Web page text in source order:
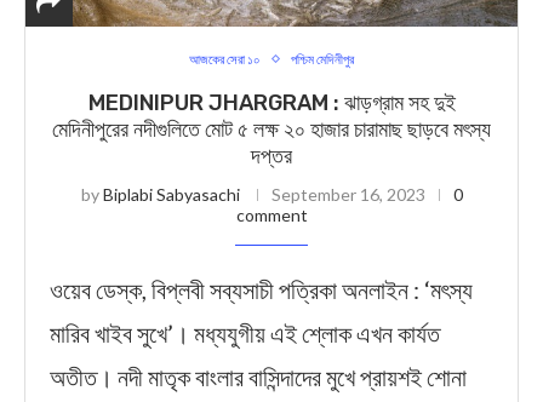
আজকের সেরা ১০ পশ্চিম মেদিনীপুর
MEDINIPUR JHARGRAM : ঝাড়গ্রাম সহ দুই
মেদিনীপুরের নদীগুলিতে মোট ৫ লক্ষ ২০ হাজার চারামাছ ছাড়বে মৎস্য
দপ্তর
byBiplabi Sabyasachi September 16, 2023
0
comment
ওয়েব ডেস্ক, বিপ্লবী সব্যসাচী পত্রিকা অনলাইন : ‘মৎস্য
মারিব খাইব সুখে’। মধ্যযুগীয় এই শ্লোক এখন কার্যত
অতীত। নদী মাতৃক বাংলার বাসিন্দাদের মুখে প্রায়শই শোনা